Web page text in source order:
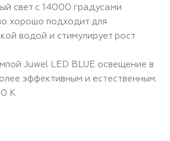
свет с 14000 градусами
хорошо подходит для
водой и стимулирует рост
Juwel LED BLUE освещение в
эффективным и естественным.
К